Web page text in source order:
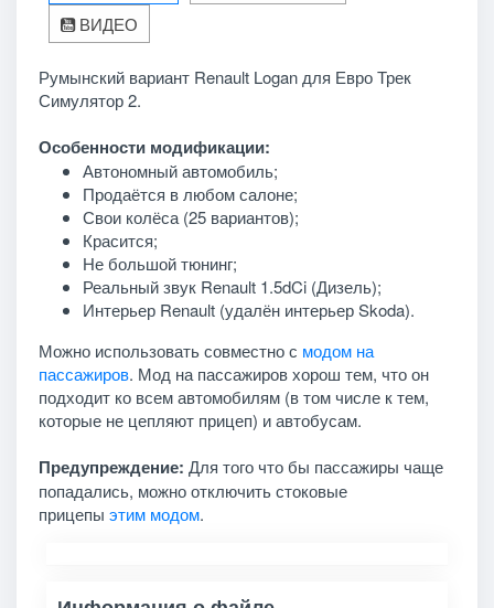
ВИДЕО
Румынский вариант Renault Logan для Евро Трек
Симулятор 2.
Особенности модификации:
Автономный автомобиль;
Продаётся в любом салоне;
Свои колёса (25 вариантов);
Красится;
Не большой тюнинг;
Реальный звук Renault 1.5dCi (Дизель);
Интерьер Renault (удалён интерьер Skoda).
Можно использовать совместно с модом на
пассажиров. Мод на пассажиров хорош тем, что он
подходит ко всем автомобилям (в том числе к тем,
которые не цепляют прицеп) и автобусам.
Предупреждение: Для того что бы пассажиры чаще
попадались, можно отключить стоковые
прицепы этим модом.